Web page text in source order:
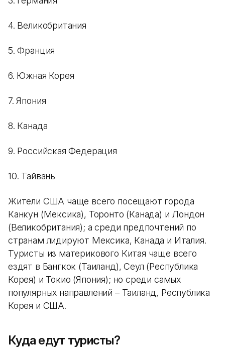
4. Великобритания
5. Франция
6. Южная Корея
7. Япония
8. Канада
9. Российская Федерация
10. Тайвань
Жители США чаще всего посещают города
Канкун (Мексика), Торонто (Канада) и Лондон
(Великобритания); а среди предпочтений по
странам лидируют Мексика, Канада и Италия.
Туристы из материкового Китая чаще всего
ездят в Бангкок (Таиланд), Сеул (Республика
Корея) и Токио (Япония); но среди самых
популярных направлений – Таиланд, Республика
Корея и США.
Куда едут туристы?